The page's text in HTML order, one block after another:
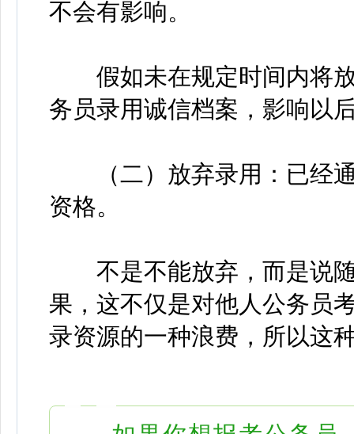
不会有影响。
假如未在规定时间内将放
务员录用诚信档案，影响以
（二）放弃录用：已经通
资格。
不是不能放弃，而是说随
果，这不仅是对他人公务员
录资源的一种浪费，所以这